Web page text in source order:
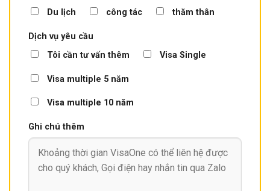
Du lịch
công tác thăm thân
Dịch vụ yêu cầu
Tôi cần tư vấn thêm
Visa Single
Visa multiple 5 năm
Visa multiple 10 năm
Ghi chú thêm